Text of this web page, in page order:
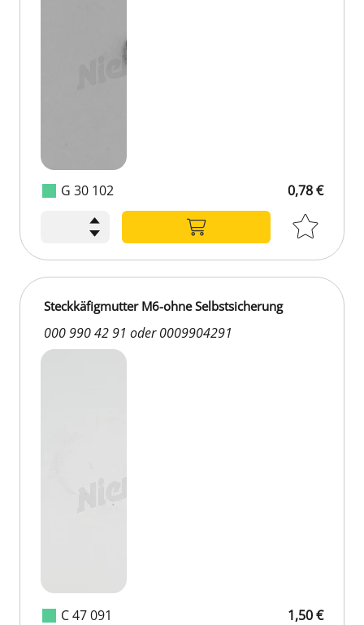
G 30 102 0,78 €
C 47 091
Steckkäfigmutter M6-ohne Selbstsicherung
000 990 42 91 oder 0009904291
1,50 €